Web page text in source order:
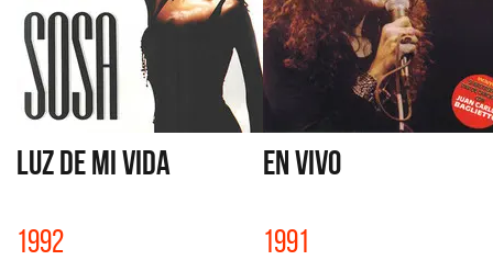
LUZ DE MI VIDA
1992
EN VIVO
1991